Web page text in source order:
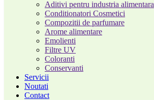
Aditivi pentru industria alimentara
Conditionatori Cosmetici
Compozitii de parfumare
Arome alimentare
Emolienti
Filtre UV
Coloranti
Conservanti
Servicii
Noutati
Contact